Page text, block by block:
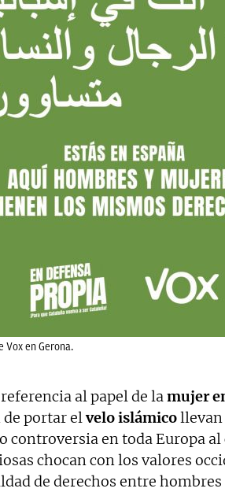
Vox en Gerona.
al papel de la mujer
de portar elvelo islámicollevan
controversia en toda Europa al
chocan con los valores
de derechos entre hombres